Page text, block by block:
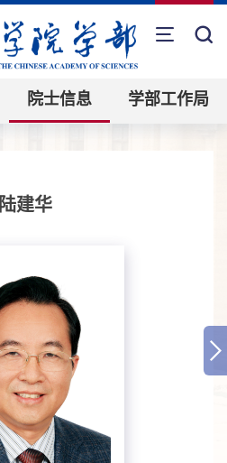
院士信息 学部工作局
陆建华